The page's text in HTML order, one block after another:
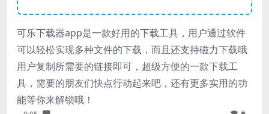
可乐下载器app是一款好用的下载工具，用户通过软件
可以轻松实现多种文件的下载，而且还支持磁力下载哦
用户复制所需要的链接即可，超级方便的一款下载工
具，需要的朋友们快点行动起来吧，还有更多实用的功
能等你来解锁哦！